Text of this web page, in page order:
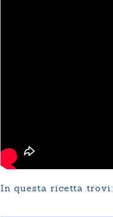
In questa ricetta trovi: